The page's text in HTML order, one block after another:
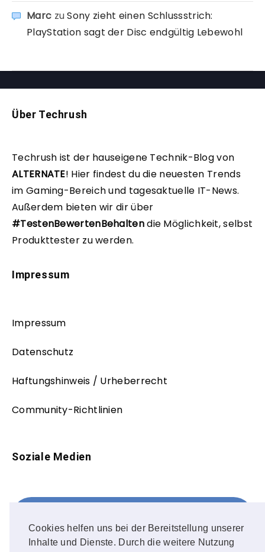
Cookies helfen uns bei der Bereitstellung unserer
Inhalte und Dienste. Durch die weitere Nutzung
Marc zuSony zieht einen Schlussstrich:
PlayStation sagt der Disc endgültig Lebewohl
Über Techrush
Techrush ist der hauseigene Technik-Blog von
ALTERNATE! Hier findest du die neuesten Trends
im Gaming-Bereich und tagesaktuelle IT-News.
Außerdem bieten wir dir über
#TestenBewertenBehaltendie Möglichkeit, selbst
Produkttester zu werden.
Impressum
Impressum
Datenschutz
Haftungshinweis / Urheberrecht
Community-Richtlinien
Soziale Medien
FOLLOW ME!